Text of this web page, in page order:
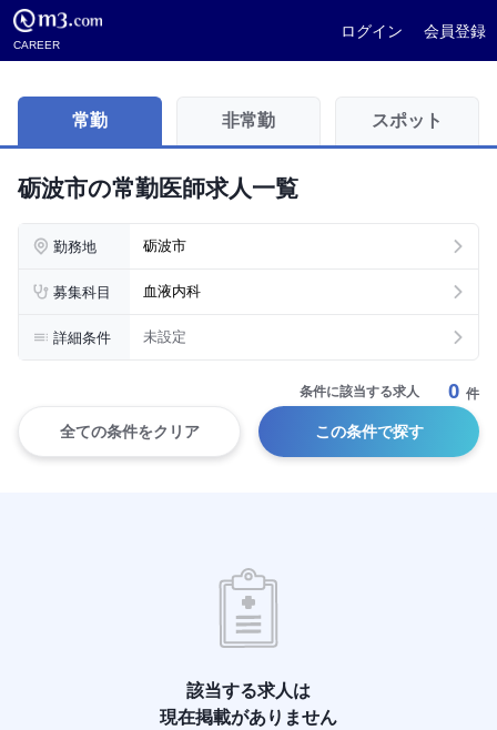
CAREER
ログイン 会員登録
常勤 非常勤 スポット
砺波市の常勤医師求人一覧
勤務地 砺波市
募集科目 血液内科
詳細条件 未設定
条件に該当する求人 0 件
全ての条件をクリア この条件で探す
該当する求人は
現在掲載がありません